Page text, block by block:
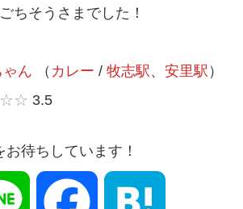
ちそうさまでした！
ん （ カレー / 牧志駅 、 安里駅 ）
☆☆ 3.5
待ちしています！
Line Facebook